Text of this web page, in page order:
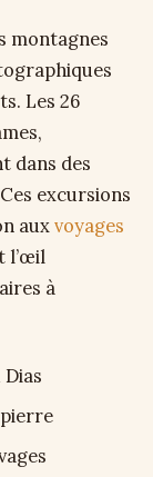
montagnes
Les 26
dans des
excursions
auxvoyages
l’œil
à